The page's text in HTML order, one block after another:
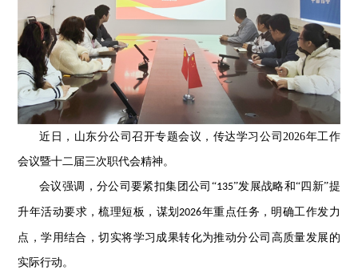
近日，山东分公司召开专题会议，传达学习公司2026年工作
会议暨十二届三次职代会精神。
会议强调，分公司要紧扣集团公司“135”发展战略和“四新”提
升年活动要求，梳理短板，谋划 2026年重点任务，明确工作发力
点，学用结合，切实将学习成果转化为推动分公司高质量发展的
实际行动。